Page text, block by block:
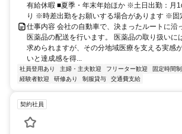
有給休暇 ■夏季・年末年始ほか ※土日出勤：月
り ※時差出勤をお願いする場合があります ※固
仕事内容 会社の自動車で、決まったルートに沿
医薬品の配送を行います。 医薬品の取り扱いに
求められますが、その分地域医療を支える実感
いと達成感を得...
社員登用あり 主婦・主夫歓迎 フリーター歓迎 固定時間制
経験者歓迎
研修あり 制服貸与 交通費支給
契約社員